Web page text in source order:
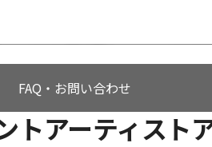
FAQ・お問い合わせ
トアーティス